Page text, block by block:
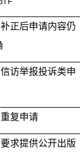
正后申请内容仍
信访举报投诉类申
重复申请
求提供公开出版